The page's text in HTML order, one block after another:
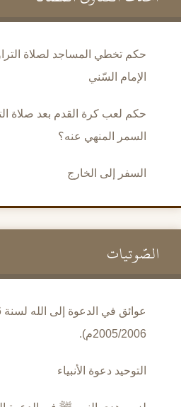
حكم تخطي المساجد لصلاة
الإمام السّني
حكم لعب كرة القدم بعد صلاة
السمر المنهي عنه؟
السفر إلى الخارج
الصَّوتيات
2005/2006م).
التوحيد دعوة الأنبياء